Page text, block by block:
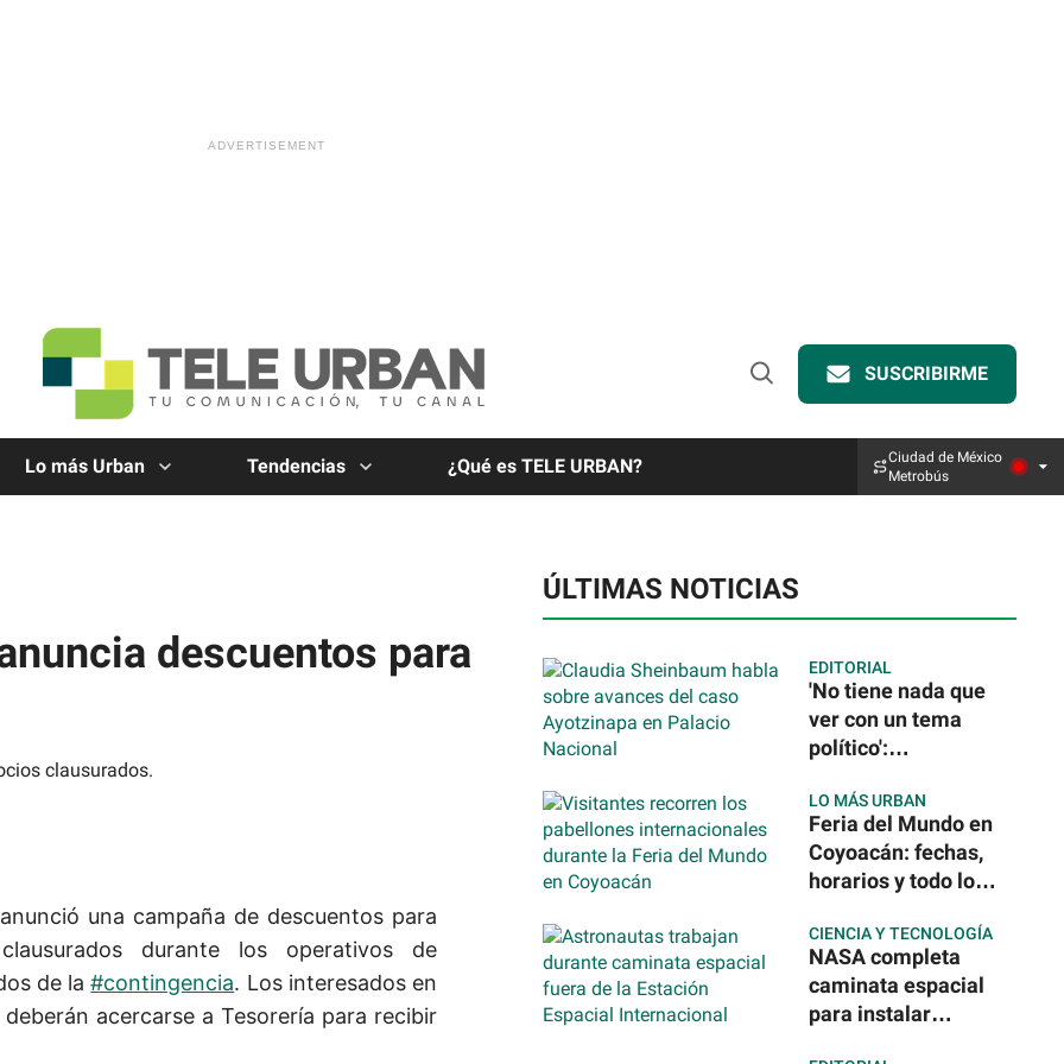
Open
SUSCRIBIRME
Lo más Urban Tendencias ¿Qué es TELE URBAN?
Ciudad de México
Metrobús
descuentos para
anunció una campaña de descuentos para
durante los operativos de
de la#contingencia. Los interesados en
acercarse a Tesorería para recibir
ÚLTIMAS NOTICIAS
EDITORIAL
'No tiene nada que
ver con un tema
político':
detención del
exgobernador de
Guerrero por caso
Ayotzinapa
LO MÁS URBAN
Feria del Mundo en
Coyoacán: fechas,
horarios y todo lo
disfrutar de 40
países
CIENCIA Y TECNOLOGÍA
NASA completa
caminata espacial
para instalar